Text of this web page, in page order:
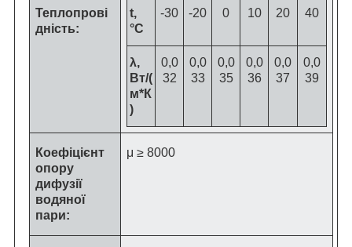
Теплопрові
дність:
t,
°C
-30 -20 0 10 20 40
λ,
Вт/(
м*К
)
0,0
32
0,0
33
0,0
35
0,0
36
0,0
37
0,0
39
Коефіцієнт
опору
дифузії
водяної
пари:
μ ≥ 8000